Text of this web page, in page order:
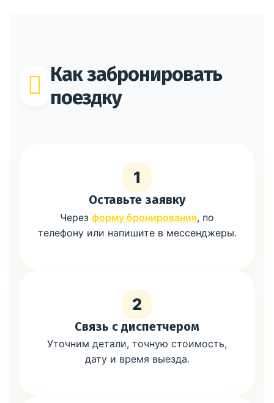
Как забронировать
поездку
1
Оставьте заявку
Через форму бронирования, по
телефону или напишите в мессенджеры.
2
Связь с диспетчером
Уточним детали, точную стоимость,
дату и время выезда.